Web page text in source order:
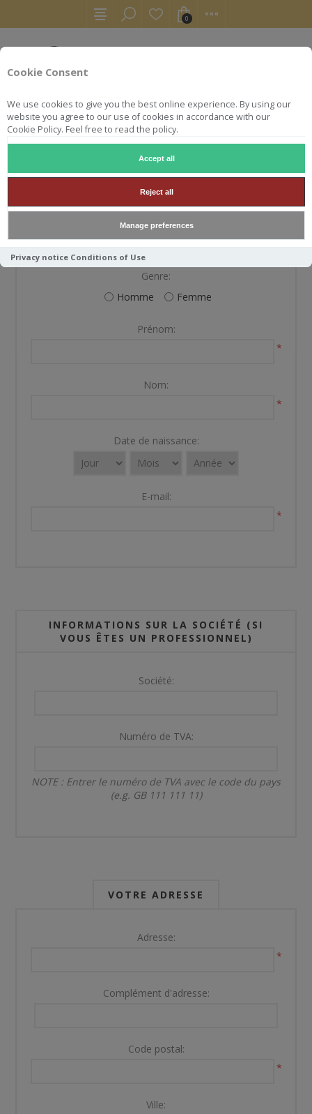
Cookie Consent
We use cookies to give you the best online experience. By using our
website you agree to our use of cookies in accordance with our
Cookie Policy. Feel free to read the policy.
Accept all
Reject all
Manage preferences
Privacy notice Conditions of Use
0
S'ENREGISTRER
VOS INFORMATIONS PERSONNELLES
Genre:
Homme
Femme
Prénom:
*
Nom:
*
Date de naissance:
E-mail:
*
INFORMATIONS SUR LA SOCIÉTÉ (SI
VOUS ÊTES UN PROFESSIONNEL)
Société:
Numéro de TVA:
NOTE : Entrer le numéro de TVA avec le code du pays
(e.g. GB 111 111 11)
VOTRE ADRESSE
Adresse:
*
Complément d'adresse:
Code postal:
*
Ville: